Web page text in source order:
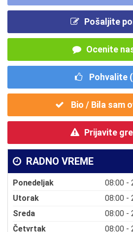
Pošaljite
Ocenite
Pohvalite (
Bio / Bila sam
Prijavite
RADNO VREME
Ponedeljak
08:00 -
Utorak
08:00 -
Sreda
08:00 -
Četvrtak
08:00 -